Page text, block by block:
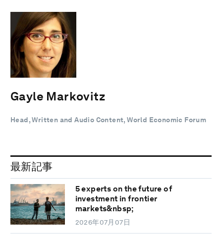
Gayle Markovitz
Head, Written and Audio Content, World Economic Forum
最新記事
5 experts on the future of
investment in frontier
markets&nbsp;
2026年07月07日